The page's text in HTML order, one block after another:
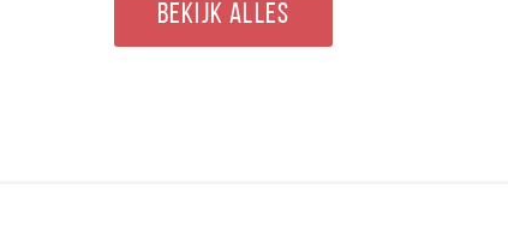
BEKIJK ALLES